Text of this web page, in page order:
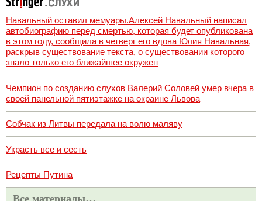
Навальный оставил мемуары.Алексей Навальный написал
автобиографию перед смертью, которая будет опубликована
в этом году, сообщила в четверг его вдова Юлия Навальная,
раскрыв существование текста, о существовании которого
знало только его ближайшее окружен
Чемпион по созданию слухов Валерий Соловей умер вчера в
своей панельной пятиэтажке на окраине Львова
Собчак из Литвы передала на волю маляву
Украсть все и сесть
Рецепты Путина